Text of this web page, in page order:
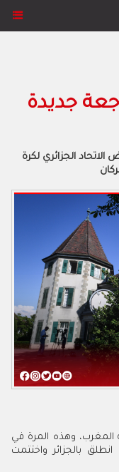
جديدة
الجزائري لكرة
المغرب، وهذه المرة في
بالجزائر واختتمت